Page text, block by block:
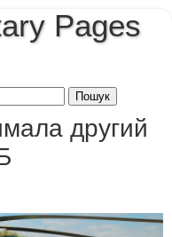
Pages
другий